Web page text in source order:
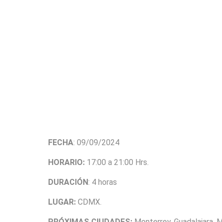
FECHA: 09/09/2024
HORARIO: 17:00 a 21:00 Hrs.
DURACIÓN: 4 horas
LUGAR: CDMX.